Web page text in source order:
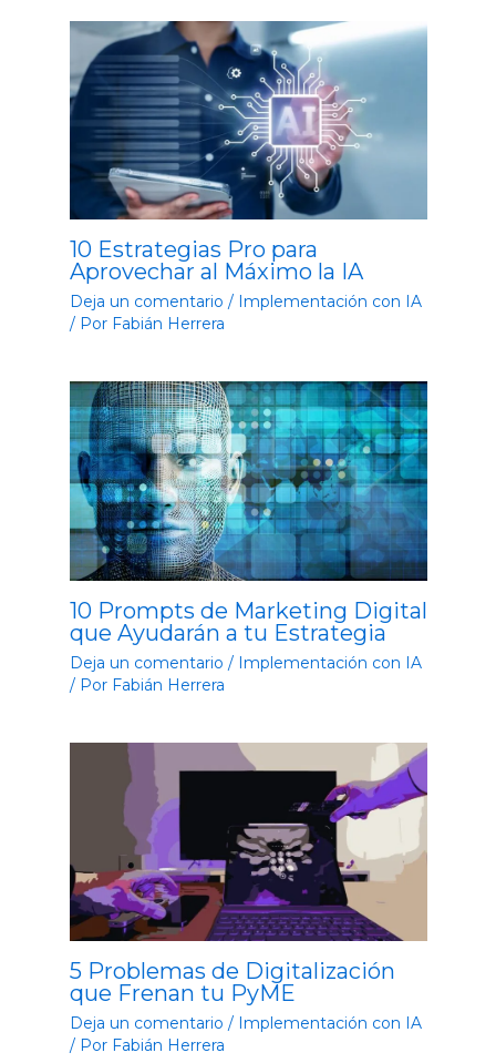
10 Estrategias Pro para
Aprovechar al Máximo la IA
Deja un comentario / Implementación con IA
/ Por Fabián Herrera
10 Prompts de Marketing Digital
que Ayudarán a tu Estrategia
Deja un comentario / Implementación con IA
/ Por Fabián Herrera
5 Problemas de Digitalización
que Frenan tu PyME
Deja un comentario / Implementación con IA
/ Por Fabián Herrera